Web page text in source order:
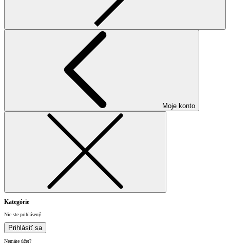
Moje konto
Kategórie
Nie ste prihlásený
Prihlásiť sa
Nemáte účet?